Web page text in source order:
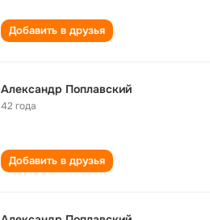
Добавить в друзья
Александр Поплавский
42 года
Добавить в друзья